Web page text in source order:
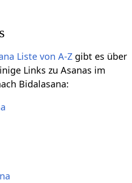
Liste von A-Z gibt es über
Links zu Asanas im
Bidalasana: